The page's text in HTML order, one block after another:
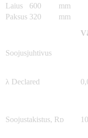
Laius
600
mm
Paksus 320
mm
Soojusjuhtivus
λ Declared
Soojustakistus, Rᴅ